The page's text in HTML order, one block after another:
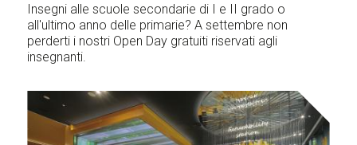
Insegni alle scuole secondarie di I e II grado o
all'ultimo anno delle primarie? A settembre non
perderti i nostri Open Day gratuiti riservati agli
insegnanti.